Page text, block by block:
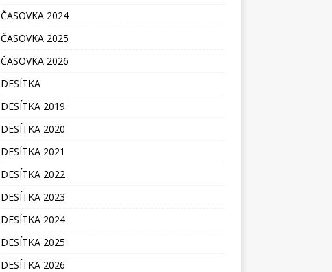
ČASOVKA 2024
ČASOVKA 2025
ČASOVKA 2026
DESÍTKA
DESÍTKA 2019
DESÍTKA 2020
DESÍTKA 2021
DESÍTKA 2022
DESÍTKA 2023
DESÍTKA 2024
DESÍTKA 2025
DESÍTKA 2026